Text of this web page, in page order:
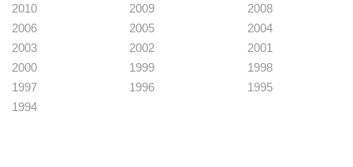
2010
2009
2008
2006
2005
2004
2003
2002
2001
2000
1999
1998
1997
1996
1995
1994